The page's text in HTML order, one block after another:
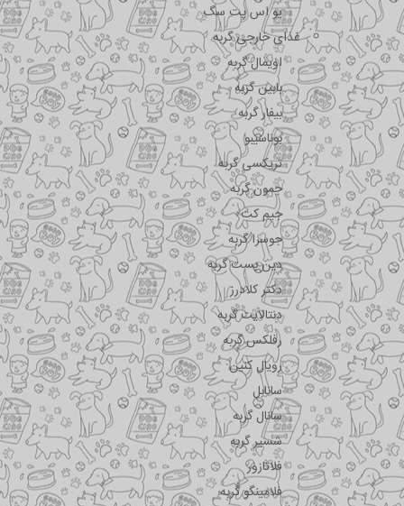
یو اس پت سگ
غذای خارجی گربه
اویمال گربه
بابین گربه
بیفار گربه
بوناسیبو
تریکسی گربه
جمون گربه
جیم کت
جوسرا گربه
دین بست گربه
دکتر کلادرز
دنتالایت گربه
رفلکس گربه
رویال کنین
سانابل
سانال گربه
شسیر گربه
فلاتازور
فلامینگو گربه